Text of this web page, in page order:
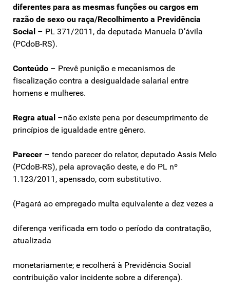
diferentes para as mesmas funções ou cargos em
razão de sexo ou raça/Recolhimento a Previdência
Social – PL 371/2011, da deputada Manuela D’ávila
(PCdoB-RS).
Conteúdo – Prevê punição e mecanismos de
fiscalização contra a desigualdade salarial entre
homens e mulheres.
Regra atual –não existe pena por descumprimento de
princípios de igualdade entre gênero.
Parecer – tendo parecer do relator, deputado Assis Melo
(PCdoB-RS), pela aprovação deste, e do PL nº
1.123/2011, apensado, com substitutivo.
(Pagará ao empregado multa equivalente a dez vezes a
diferença verificada em todo o período da contratação,
atualizada
monetariamente; e recolherá à Previdência Social
contribuição valor incidente sobre a diferença).